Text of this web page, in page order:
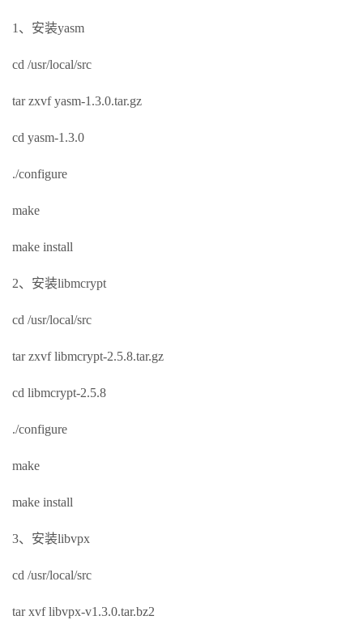
1、安装yasm
cd /usr/local/src
tar zxvf yasm-1.3.0.tar.gz
cd yasm-1.3.0
./configure
make
make install
2、安装libmcrypt
cd /usr/local/src
tar zxvf libmcrypt-2.5.8.tar.gz
cd libmcrypt-2.5.8
./configure
make
make install
3、安装libvpx
cd /usr/local/src
tar xvf libvpx-v1.3.0.tar.bz2